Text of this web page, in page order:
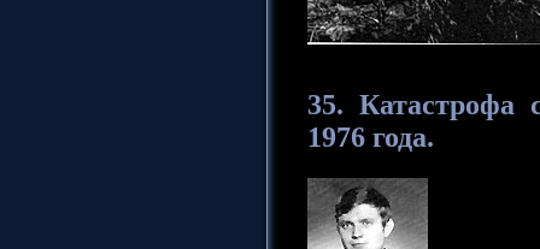
35.Катастрофа
1976 года.